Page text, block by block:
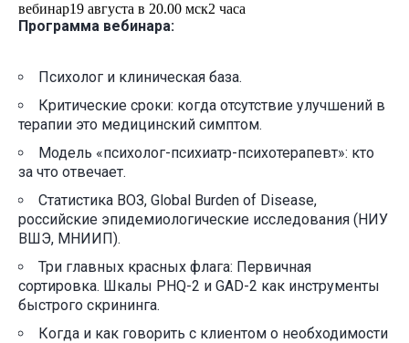
вебинар19 августа в 20.00 мск2 часа
Программа вебинара:
Психолог и клиническая база.
Критические сроки: когда отсутствие улучшений в
терапии это медицинский симптом.
Модель «психолог-психиатр-психотерапевт»: кто
за что отвечает.
Статистика ВОЗ, Global Burden of Disease,
российские эпидемиологические исследования (НИУ
ВШЭ, МНИИП).
Три главных красных флага: Первичная
сортировка. Шкалы PHQ-2 и GAD-2 как инструменты
быстрого скрининга.
Когда и как говорить с клиентом о необходимости